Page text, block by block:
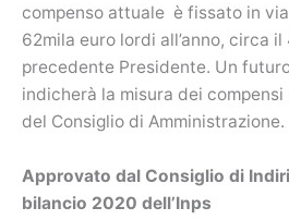
compenso attuale è fissato in
62mila euro lordi all’anno, circa il
precedente Presidente. Un
indicherà la misura dei
del Consiglio di Amministrazione.
Approvato dal Consiglio di
bilancio 2020 dell’Inps